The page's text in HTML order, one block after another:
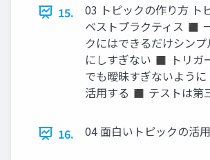
15.
03 トピックの作り方 ト
ベストプラクティス ◼
クにはできるだけシン
にしすぎない ◼ トリガ
でも曖昧すぎないよう
活用する ◼ テストは第
16. 04 面白いトピックの活